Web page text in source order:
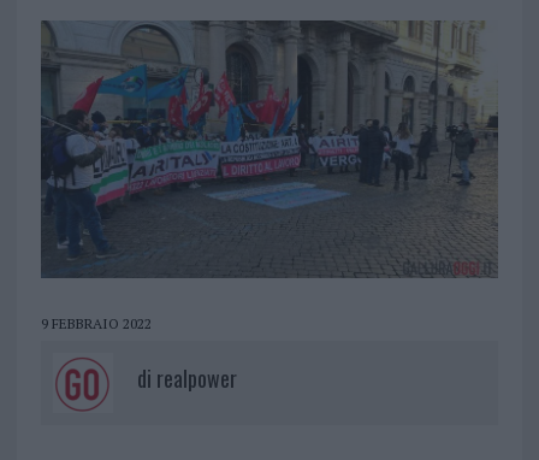
9 FEBBRAIO 2022
di realpower